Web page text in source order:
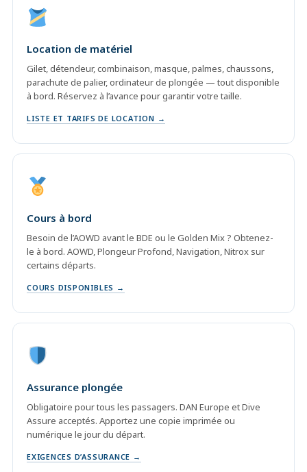
Location de matériel
Gilet, détendeur, combinaison, masque, palmes, chaussons,
parachute de palier, ordinateur de plongée — tout disponible
à bord. Réservez à l’avance pour garantir votre taille.
LISTE ET TARIFS DE LOCATION →
Cours à bord
Besoin de l’AOWD avant le BDE ou le Golden Mix ? Obtenez-
le à bord. AOWD, Plongeur Profond, Navigation, Nitrox sur
certains départs.
COURS DISPONIBLES →
Assurance plongée
Obligatoire pour tous les passagers. DAN Europe et Dive
Assure acceptés. Apportez une copie imprimée ou
numérique le jour du départ.
EXIGENCES D’ASSURANCE →